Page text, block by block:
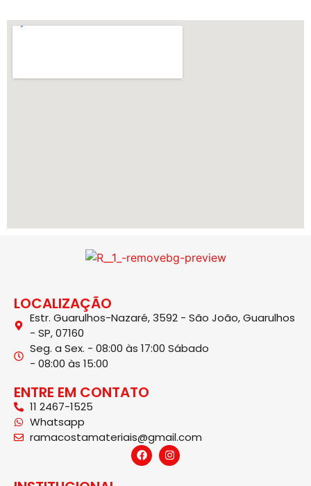
LOCALIZAÇÃO
Estr. Guarulhos-Nazaré, 3592 - São João, Guarulhos
- SP, 07160
Seg. a Sex. - 08:00 às 17:00 Sábado
- 08:00 às 15:00
ENTRE EM CONTATO
11 2467-1525
Whatsapp
ramacostamateriais@gmail.com